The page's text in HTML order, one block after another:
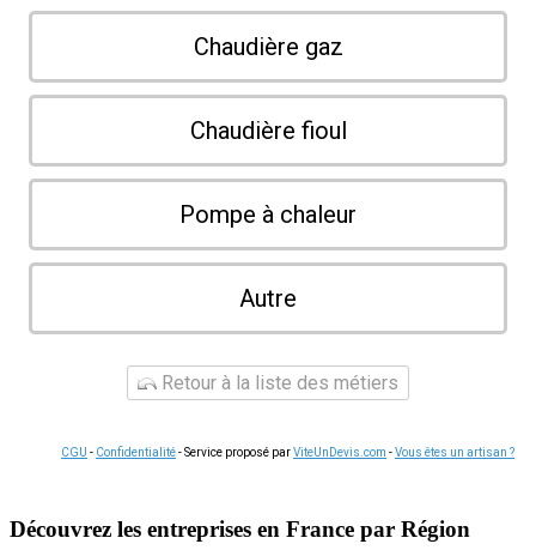
Chaudière gaz
Chaudière fioul
Pompe à chaleur
Autre
Retour à la liste des métiers
CGU - Confidentialité- Service proposé parViteUnDevis.com -Vous êtes un artisan ?
Découvrez les entreprises en France par Région